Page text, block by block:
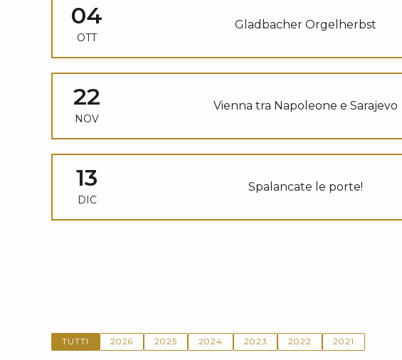
04
OTT
Gladbacher Orgelherbst
22
NOV
Vienna tra Napoleone e Sarajevo
13
DIC
Spalancate le porte!
TUTTI 2026 2025 2024 2023 2022 2021